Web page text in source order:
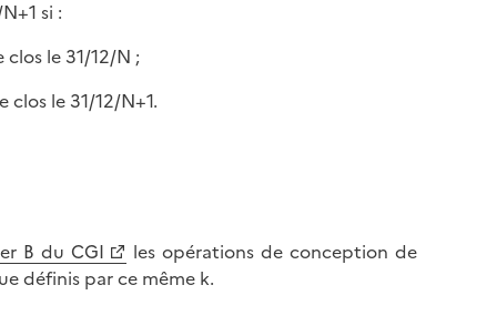
si :
le 31/12/N ;
le 31/12/N+1.
B du CGI
les opérations de conception de
définis par ce même k.